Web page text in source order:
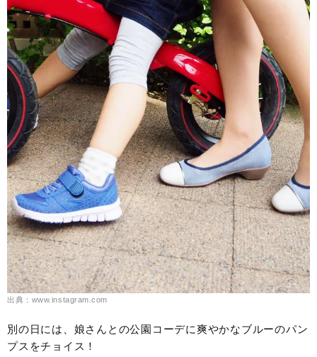
出典：www.instagram.com
別の日には、娘さんとの公園コーデに爽やかなブルーのパン
プスをチョイス！